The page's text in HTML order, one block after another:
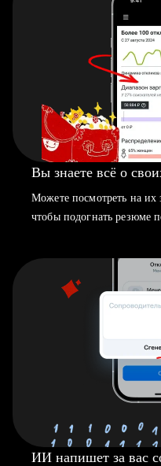
Вы знаете всё о
Можете посмотреть на
чтобы подогнать резюме
ИИ напишет за вас